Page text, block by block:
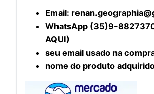
Email:
WhatsApp (35)9-
AQUI)
seu email usado na
nome do produto